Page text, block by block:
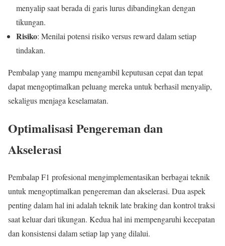
menyalip saat berada di garis lurus dibandingkan dengan
tikungan.
Risiko: Menilai potensi risiko versus reward dalam setiap
tindakan.
Pembalap yang mampu mengambil keputusan cepat dan tepat
dapat mengoptimalkan peluang mereka untuk berhasil menyalip,
sekaligus menjaga keselamatan.
Optimalisasi Pengereman dan
Akselerasi
Pembalap F1 profesional mengimplementasikan berbagai teknik
untuk mengoptimalkan pengereman dan akselerasi. Dua aspek
penting dalam hal ini adalah teknik late braking dan kontrol traksi
saat keluar dari tikungan. Kedua hal ini mempengaruhi kecepatan
dan konsistensi dalam setiap lap yang dilalui.